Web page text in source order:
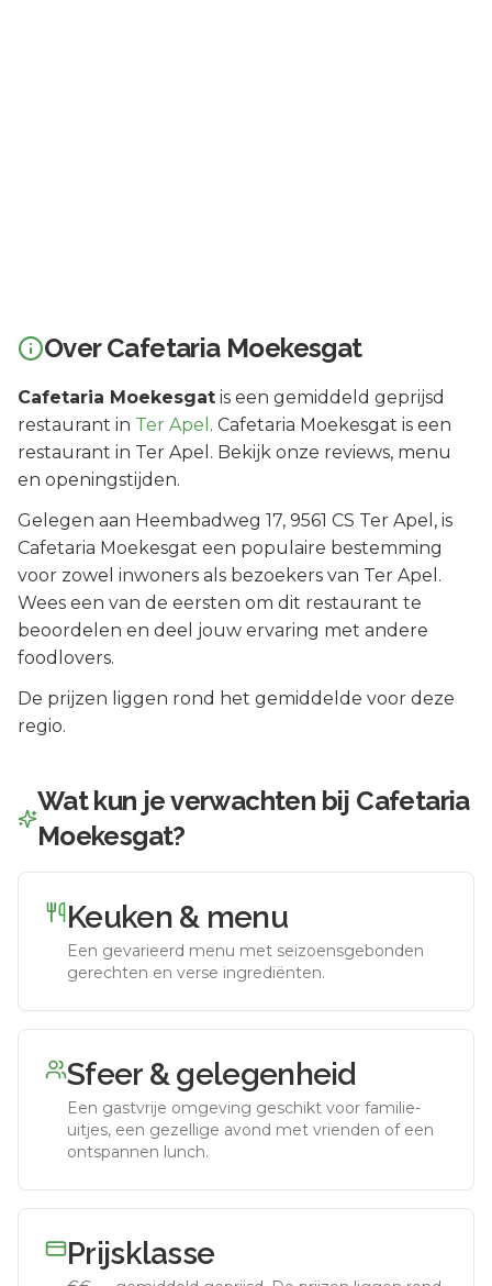
OverCafetaria Moekesgat
Cafetaria Moekesgat is een gemiddeld geprijsd
restaurant in Ter Apel . Cafetaria Moekesgat is een
restaurant in Ter Apel. Bekijk onze reviews, menu
en openingstijden.
Gelegen aan Heembadweg 17, 9561 CS Ter Apel , is
Cafetaria Moekesgat een populaire bestemming
voor zowel inwoners als bezoekers van Ter Apel .
Wees een van de eersten om dit restaurant te
beoordelen en deel jouw ervaring met andere
foodlovers.
De prijzen liggen rond het gemiddelde voor deze
regio.
Wat kun je verwachten bij Cafetaria
Moekesgat?
Keuken & menu
Een gevarieerd menu met seizoensgebonden
gerechten en verse ingrediënten.
Sfeer & gelegenheid
Een gastvrije omgeving geschikt voor familie-
uitjes, een gezellige avond met vrienden of een
ontspannen lunch.
Prijsklasse